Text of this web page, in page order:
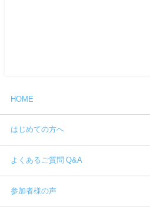
HOME
はじめての方へ
よくあるご質問 Q&A
参加者様の声